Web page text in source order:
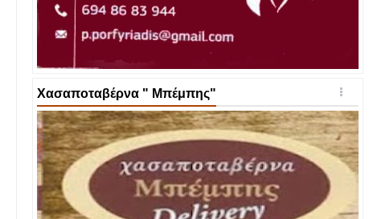
Χασαποταβέρνα " Μπέμπης"